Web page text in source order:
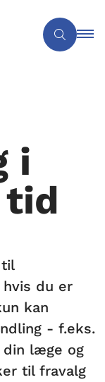
i
tid
du er
kan
- f.eks.
din læge og
til fravalg